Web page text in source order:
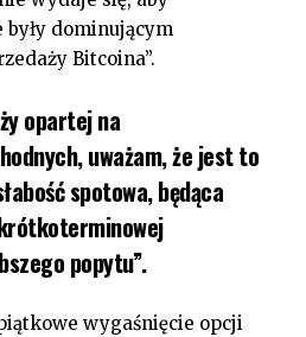
dominującym
Bitcoina”.
opartej na
uważam, że jest to
spotowa, będąca
popytu”.
wygaśnięcie opcji